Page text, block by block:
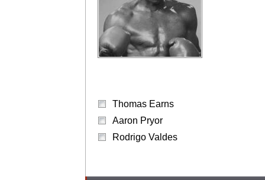
Thomas Earns
Aaron Pryor
Rodrigo Valdes